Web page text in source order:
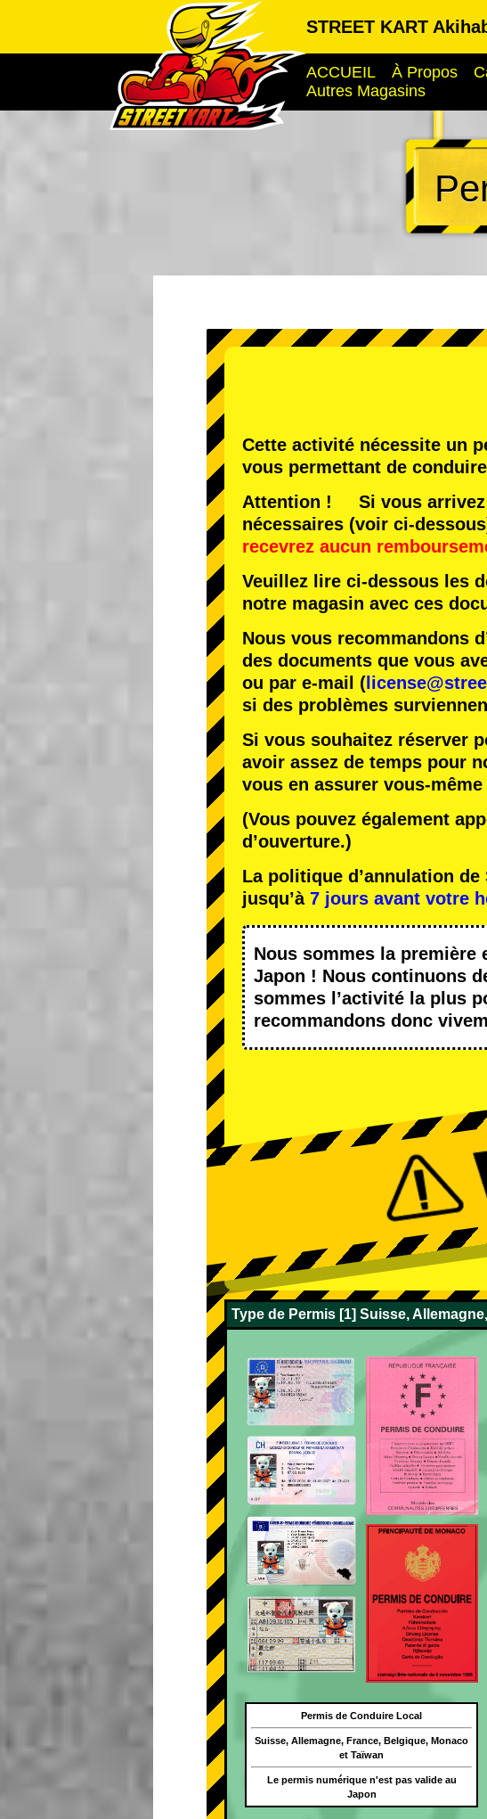
STREET KART
ACCUEIL À Propos
Autres Magasins
Cette activité nécessite un
vous permettant de
Attention ! Si vous arrivez
nécessaires (voir ci-
recevrez aucun
Veuillez lire ci-dessous les
notre magasin avec ces
Nous vous recommandons
des documents que vous
ou par e-mail (
si des problèmes
Si vous souhaitez réserver
avoir assez de temps pour
vous en assurer vous-
(Vous pouvez également
d’ouverture.)
La politique d’annulation de
jusqu’à 7 jours avant votre
Nous sommes la première
Japon ! Nous continuons
sommes l’activité la plus
recommandons donc
Type de Permis [1] Suisse,
Permis de Conduire Local
Suisse, Allemagne, France, Belgique, Monaco
et Taïwan
Le permis numérique n'est pas valide au
Japon